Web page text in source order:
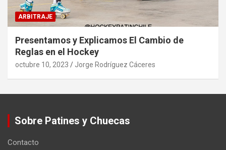
ARBITRAJE
Presentamos y Explicamos El Cambio de
Reglas en el Hockey
octubre 10, 2023 Jorge Rodríguez Cáceres
Sobre Patines y Chuecas
Contacto